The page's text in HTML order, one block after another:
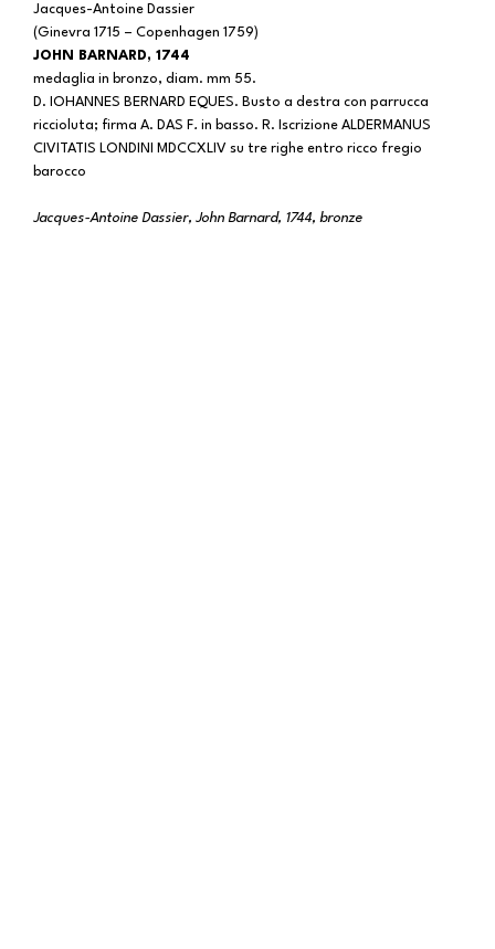
Jacques-Antoine Dassier
(Ginevra 1715 – Copenhagen 1759)
JOHN BARNARD, 1744
medaglia in bronzo, diam. mm 55.
D. IOHANNES BERNARD EQUES. Busto a destra con parrucca
riccioluta; firma A. DAS F. in basso. R. Iscrizione ALDERMANUS
CIVITATIS LONDINI MDCCXLIV su tre righe entro ricco fregio
barocco
Jacques-Antoine Dassier, John Barnard, 1744, bronze